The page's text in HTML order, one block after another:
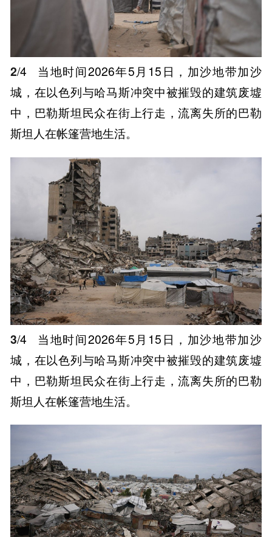
2/4
当地时间2026年5月15日，加沙地带加沙
城，在以色列与哈马斯冲突中被摧毁的建筑废墟
中，巴勒斯坦民众在街上行走，流离失所的巴勒
斯坦人在帐篷营地生活。
3/4
当地时间2026年5月15日，加沙地带加沙
城，在以色列与哈马斯冲突中被摧毁的建筑废墟
中，巴勒斯坦民众在街上行走，流离失所的巴勒
斯坦人在帐篷营地生活。